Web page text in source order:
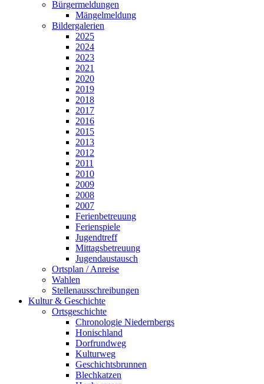
Bürgermeldungen
Mängelmeldung
Bildergalerien
2025
2024
2023
2021
2020
2019
2018
2017
2016
2015
2013
2012
2011
2010
2009
2008
2007
Ferienbetreuung
Ferienspiele
Jugendtreff
Mittagsbetreuung
Jugendaustausch
Ortsplan / Anreise
Wahlen
Stellenausschreibungen
Kultur & Geschichte
Ortsgeschichte
Chronologie Niedernbergs
Honischland
Dorfrundweg
Kulturweg
Geschichtsbrunnen
Blechkatzen